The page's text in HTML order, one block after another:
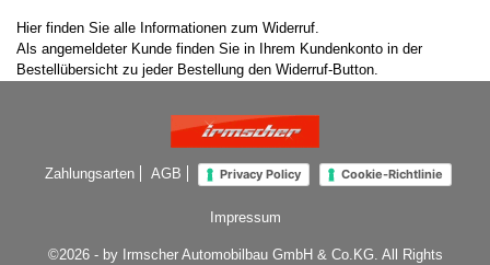
Hier finden Sie alle Informationen zum Widerruf.
Als angemeldeter Kunde finden Sie in Ihrem Kundenkonto in der
Bestellübersicht zu jeder Bestellung den Widerruf-Button.
Zahlungsarten AGB Privacy Policy Cookie-Richtlinie
Impressum
©2026 - by Irmscher Automobilbau GmbH & Co.KG. All Rights